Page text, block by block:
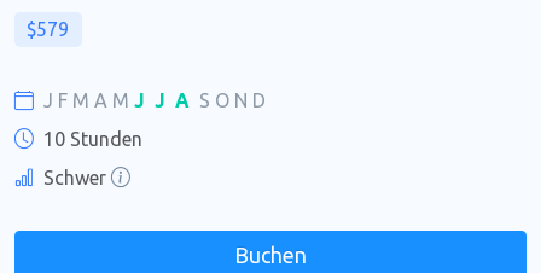
$579
J F M A M J J A S O N D
10 Stunden
Schwer
Buchen